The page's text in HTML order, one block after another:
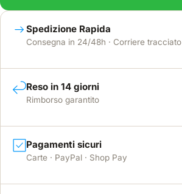
Spedizione Rapida
Consegna in 24/48h · Corriere tracciato
Reso in 14 giorni
Rimborso garantito
Pagamenti sicuri
Carte · PayPal · Shop Pay